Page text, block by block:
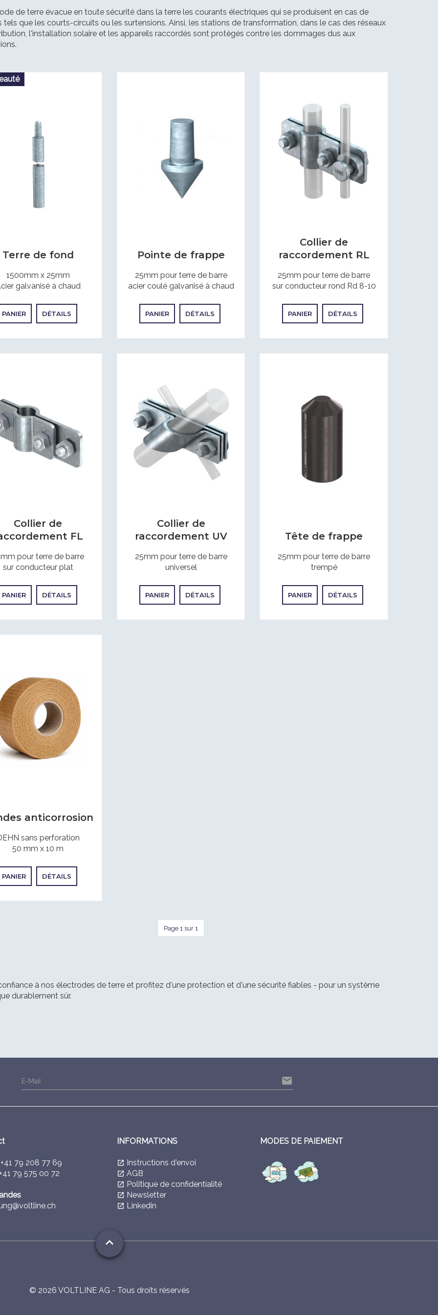
de terre évacue en toute sécurité dans la terre les courants électriques qui se produisent en cas de
tels que les courts-circuits ou les surtensions. Ainsi, les stations de transformation, dans le cas des réseaux
l'installation solaire et les appareils raccordés sont protégés contre les dommages dus aux
Terre de fond
1500mm x 25mm
galvanisé à chaud
PANIER DÉTAILS
Pointe de frappe
25mm pour terre de barre
acier coulé galvanisé à chaud
PANIER DÉTAILS
Collier de
raccordement RL
25mm pour terre de barre
sur conducteur rond Rd 8-10
PANIER DÉTAILS
Collier de
FL
pour terre de barre
sur conducteur plat
PANIER DÉTAILS
Collier de
raccordement UV
25mm pour terre de barre
universel
PANIER DÉTAILS
Tête de frappe
25mm pour terre de barre
trempé
PANIER DÉTAILS
anticorrosion
sans perforation
50 mm x 10 m
PANIER DÉTAILS
Page 1 sur 1
à nos électrodes de terre et profitez d'une protection et d'une sécurité fiables - pour un système
durablement sûr.
E-Mail email
+41 79 208 77 69
79 575 00 72
INFORMATIONS
launch Instructions d'envoi
launch AGB
launch Politique de confidentialité
launch Newsletter
launch Linkedin
MODES DE PAIEMENT
expand_less
© 2026 VOLTLINE AG - Tous droits réservés